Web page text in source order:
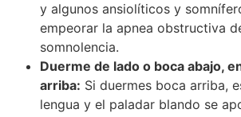
y algunos ansiolíticos y
empeorar la apnea obstructiva
somnolencia.
Duerme de lado o boca abajo,
arriba: Si duermes boca arriba,
lengua y el paladar blando se